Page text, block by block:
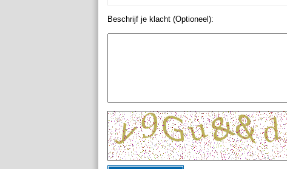
Beschrijf je klacht (Optioneel):